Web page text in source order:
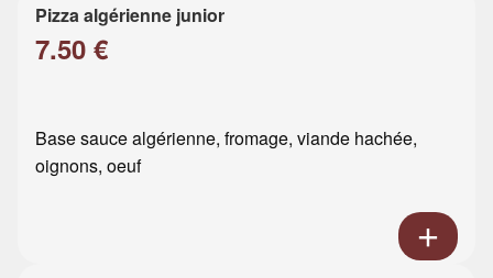
Pizza algérienne junior
7.50 €
Base sauce algérienne, fromage, viande hachée,
oignons, oeuf